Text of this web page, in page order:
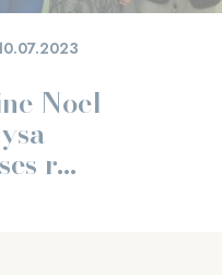
Noel
r...